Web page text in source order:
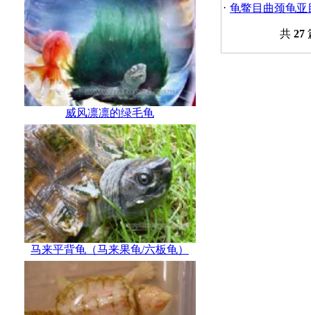
威风凛凛的绿毛龟
马来平背龟（马来果龟/六板龟）
· 龟鳖目曲颈龟亚
共 27